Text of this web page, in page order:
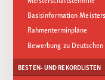
Basisinformation
Rahmenterminpläne
Bewerbung zu
BESTEN- UND REKORDLISTEN